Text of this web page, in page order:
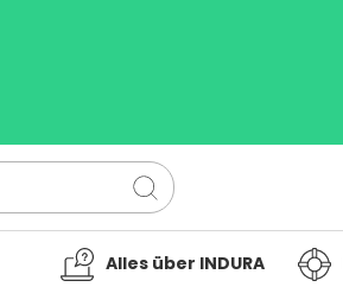
Alles über INDURA